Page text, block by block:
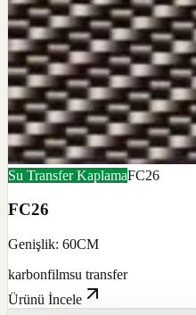
Su Transfer KaplamaFC26
FC26
Genişlik: 60CM
karbonfilmsu transfer
Ürünü İncele